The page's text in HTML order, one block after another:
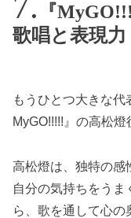
『
歌唱と表現力
もうひとつ大きな代
MyGO!!!!!』の高松燈
高松燈は、独特の感
自分の気持ちをう
ら、歌を通して心の